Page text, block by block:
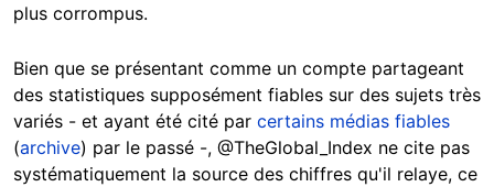
plus corrompus.
Bien que se présentant comme un compte partageant
des statistiques supposément fiables sur des sujets très
variés - et ayant été cité par certains médias fiables
(archive) par le passé -, @TheGlobal_Index ne cite pas
systématiquement la source des chiffres qu'il relaye, ce